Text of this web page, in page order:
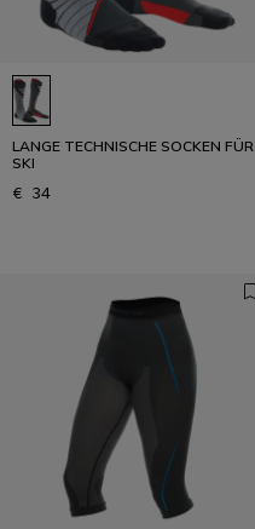
LANGE TECHNISCHE SOCKEN FÜR
SKI
€ 34